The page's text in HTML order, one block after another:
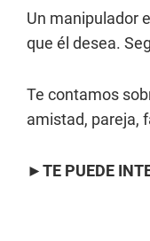
Un manipulador
que él desea.
Te contamos
amistad, pareja,
►TE PUEDE